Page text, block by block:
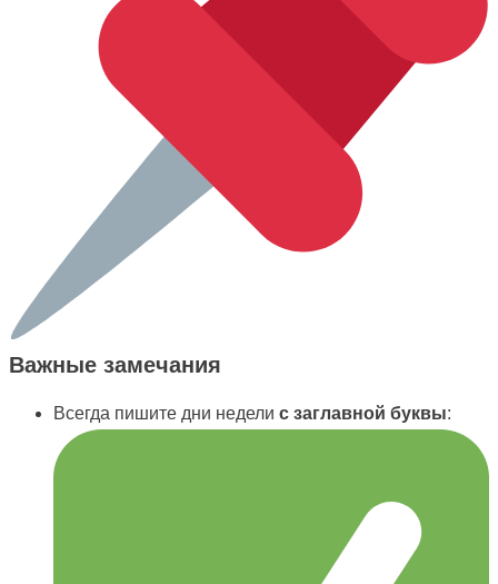
Важные замечания
Всегда пишите дни недели с заглавной буквы: